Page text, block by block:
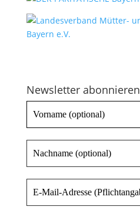
Newsletter abonnieren